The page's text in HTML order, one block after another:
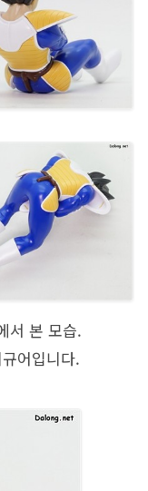
서 본 모습.
어입니다.